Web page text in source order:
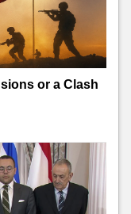
or a Clash